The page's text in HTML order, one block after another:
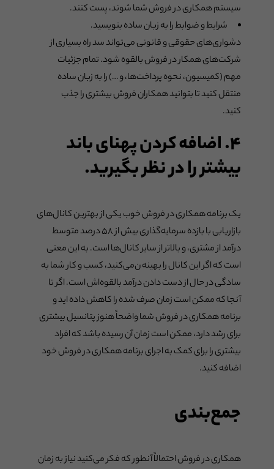
سیستم همکاری در فروش شما شوند، پست کنند.
شرایط و ضوابط را به زبان ساده بنویسید.
دشواری‌های حقوقی و قانونی ‌می‌تواند سد راه بسیاری از
شرکت‌های همکار در فروش بالقوه شود. تمام جزئیات
مهم (کمیسیون، نحوه پرداخت‌ها، و …) را به زبان ساده
منتقل کنید تا بتوانید همکاران فروش بیشتری را جذب
کنید.
۴. اضافه کردن پهنای باند
بیشتر را در نظر بگیرید.
یک برنامه همکاری در فروش خوب یکی از بهترین کانال‌های
بازاریابی با بازده سرمایه‌گذاری بیش از ۵۸ درصد متوسط ​​
درآمد از مشتری، و بالاتر از سایر کانال‌ها است. به این معنی
است که اگر این کانال را بهینه ن‌می‌کنید، کسب و کار شما به
سادگی در حال از دست دادن درآمد بالقوه‌اش است. اگر تا
آنجا که ممکن است زمان صرف شده را کاهش داده اید و
برنامه همکاری در فروش شما واضحاً هنوز پتانسیل بیشتری
برای رشد دارد، ممکن است زمان آن رسیده باشد که افراد
بیشتری را برای کمک به اجرای برنامه همکاری در فروش خود
اضافه کنید.
جمع‌بندی
همکاری در فروش احتمالاً آنطور که فکر می‌کنید نیاز به زمان